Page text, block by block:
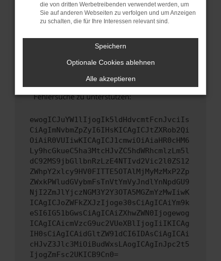
Sicherheitsrisiko, sondern kann auch dazu
führen, dass bestimmte Funktionen nicht mehr
unterstützt werden.
Wende dich an den Webseitenbetreiber.
Wenn du alle oben genannten Schritte versucht
hast, kontaktiere uns bitte. Wir werden
versuchen, das Problem zu beheben. Du kannst
uns diesen Text schicken, um uns bei der
Fehlersuche zu unterstützen:
ewogICJuYW1lIjogIk5ldHdvcmtFcnJvciIs
CiAgImNvbmZpZyI6IHsKICAgICJtZXRob2Qi
OiAiR0VUIiwKICAgICJ1cmwiOiAiaHR0cHM6
Ly9hcGkueC5ha3MtcHJvZC5hdWRhcmlzLm5l
dC92MS9jbGllbnRzLzE4NTIvd2Vic2l0ZS12
ZWhpY2xlcy9HV0FITTE5OTAlMjMyMzMxP2Zp
ZWxkPWludGVybmFsTnVtYmVyJndlYnNpdGU9
NjI2ZmJlYjczNGM3Y2Y3OTA5MGZmYzMwIiwK
ICAgICJoZWFkZXJzIjoge30sCiAgICAiYm9k
eSI6IG51bGwsCiAgICAiZXhwZWN0Ijogewog
ICAgICAicmVzcG9uc2VUeXBlIjogIiIKICAg
IH0sCiAgICAidGltZW91dCI6IDAsCiAgICAi
cHJvZ3Jlc3MiOiBudWxsLAogICAgInJpc2t5
IjogZmFsc2UKICB9Cn0=
die von dritten Werbetreibenden verwendet werden, um
Sie auf anderen Webseiten zu verfolgen und um Anzeigen
zu schalten, die für Ihre Interessen relevant sind.
Speichern
Optionale Cookies ablehnen
Alle akzeptieren